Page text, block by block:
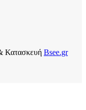
Κατασκευή Bsee.gr